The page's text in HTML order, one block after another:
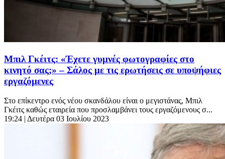
Μπιλ Γκέιτς: «Έχετε γυμνές φωτογραφίες στο
κινητό σας;» – Σάλος με τις ερωτήσεις σε υποψήφιες
εργαζόμενες
Στο επίκεντρο ενός νέου σκανδάλου είναι ο μεγιστάνας, Μπιλ
Γκέιτς καθώς εταιρεία που προσλαμβάνει τους εργαζόμενους σ...
19:24 | Δευτέρα 03 Ιουλίου 2023